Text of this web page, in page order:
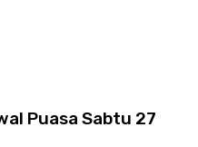
Puasa Sabtu 27